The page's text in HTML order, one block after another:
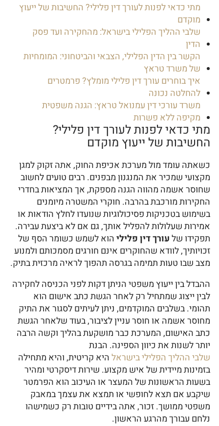
מתי כדאי לפנות לעורך דין פלילי? החשיבות של ייעוץ
מוקדם
שלבי ההליך הפלילי בישראל: מהחקירה ועד פסק
הדין
הקשר בין הדין הפלילי, הצבאי והביטחוני: המומחיות
של משרד טראץ
איך בוחרים עורך דין פלילי מומלץ? פרמטרים
להחלטה נכונה
משרד עורכי דין עמנואל טראץ: הגנה משפטית
מקיפה ללא פשרות
מתי כדאי לפנות לעורך דין פלילי?
החשיבות של ייעוץ מוקדם
כשאתה עומד מול מערכת אכיפת החוק, אתה זקוק למגן
מקצועי שמכיר את המנגנון מבפנים. רבים טועים לחשוב
שחוסר אשמה מהווה הגנה מספקת, אך המציאות בחדרי
החקירות מורכבת בהרבה. חוקרי המשטרה מיומנים
בשימוש בטכניקות פסיכולוגיות שנועדו לחלץ הודאות או
אמירות שעלולות להפליל אותך, גם אם לא ביצעת עבירה.
תפקידו שלעורך דין פליליהוא לשמש כשומר הסף של
זכויותיך, לוודא שהחוקרים אינם חורגים מסמכותם ולמנוע
מצב שבו טעות תמימה בגרסה תהפוך לראיה מרכזית בתיק.
ההבדל בין ייעוץ משפטי הניתן דקות לפני הכניסה לחקירה
לבין ייצוג שמתחיל רק לאחר הגשת כתב אישום הוא
תהומי. בשלבים המוקדמים, ניתן לעיתים לסגור את התיק
מחוסר אשמה או חוסר עניין לציבור, בעוד שלאחר הגשת
כתב האישום, המערכת כבר מושקעת בהליך וקשה הרבה
יותר לשנות את כיוון הספינה. הבנת
שלבי ההליך הפלילי בישראלהיא קריטית, והיא מתחילה
בזמינות מיידית של איש מקצוע. שירות דיסקרטי ומהיר
בשעות הראשונות של המעצר או העיכוב הוא הפרמטר
שיקבע אם תצא לחופשי או תמצא את עצמך במאבק
משפטי ממושך. זכור, אתה בידיים טובות רק כשמישהו
נלחם עבורך מהרגע הראשון.